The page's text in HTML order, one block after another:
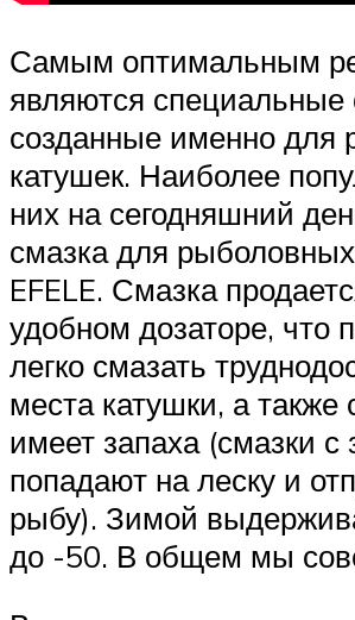
Самым оптимальным
являются специальные
созданные именно для
катушек. Наиболее
них на сегодняшний
смазка для
EFELE. Смазка
удобном дозаторе, что
легко смазать
места катушки, а также
имеет запаха (смазки с
попадают на леску и
рыбу). Зимой
до -50. В общем мы